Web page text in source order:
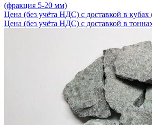
(фракция 5-20 мм)
Цена (без учёта НДС) с доставкой в
Цена (без учёта НДС) с доставкой в